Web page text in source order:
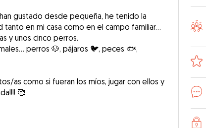
gustado desde pequeña, he tenido la
en mi casa como en el campo familiar...
y unos cinco perros.
perros 🐶, pájaros 🐦, peces 🐟,
as como si fueran los míos, jugar con ellos y
pasearlos para que no les falte de nada!!!! 🥰